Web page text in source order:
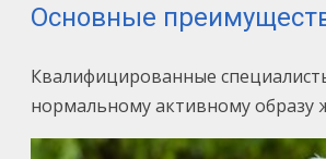
Основные
Квалифицированные
нормальному активному образу